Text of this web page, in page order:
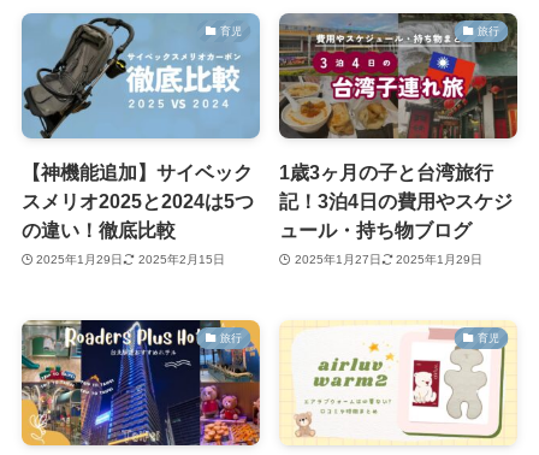
育児
【神機能追加】サイベック
スメリオ2025と2024は5つ
の違い！徹底比較
2025年1月29日 2025年2月15日
旅行
1歳3ヶ月の子と台湾旅行
記！3泊4日の費用やスケジ
ュール・持ち物ブログ
2025年1月27日 2025年1月29日
旅行 育児